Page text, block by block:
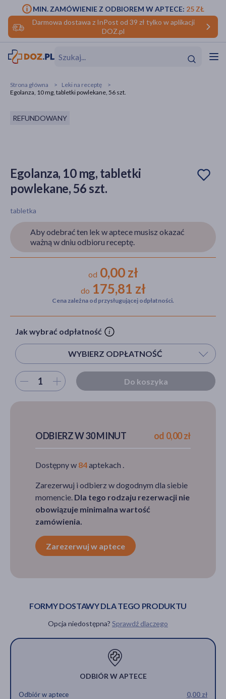
Darmowa dostawa z InPost od 39 zł tylko w aplikacji
DOZ.pl
MIN. ZAMÓWIENIE Z ODBIOREM W APTECE: 25 ZŁ
Hit
makijażu
Hit
Strona główna
Leki na receptę
Egolanza, 10 mg, tabletki powlekane, 56 szt.
REFUNDOWANY
Egolanza, 10 mg, tabletki
powlekane, 56 szt.
tabletka
Aby odebrać ten lek w aptece musisz okazać
ważną w dniu odbioru receptę.
od 0,00 zł
do 175,81 zł
Cena zależna od przysługującej odpłatności.
Jak wybrać odpłatność
WYBIERZ ODPŁATNOŚĆ
Wybierz ilość Do koszyka
ODBIERZ W 30 MINUT od 0,00 zł
Dostępny w 84aptekach .
Zarezerwuj i odbierz w dogodnym dla siebie
momencie. Dla tego rodzaju rezerwacji nie
obowiązuje minimalna wartość
zamówienia.
Zarezerwuj w aptece
FORMY DOSTAWY DLA TEGO PRODUKTU
Opcja niedostępna? Sprawdź dlaczego
ODBIÓR W APTECE
Odbiór w aptece 0,00 zł